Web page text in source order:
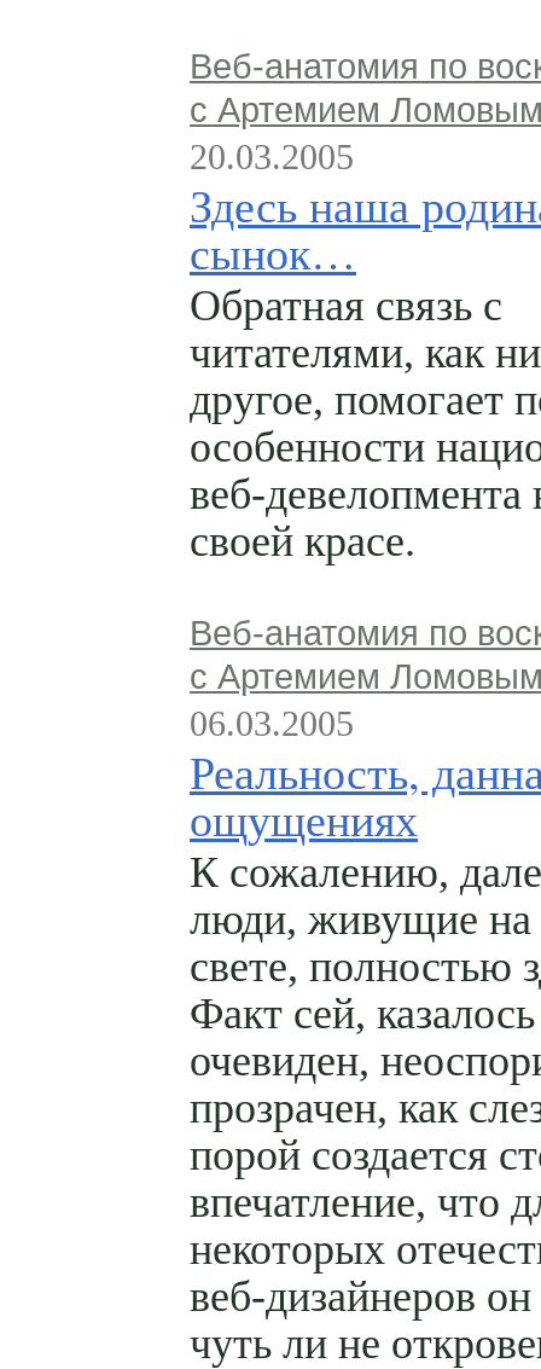
Веб-анатомия по
с Артемием
20.03.2005
Здесь наша
сынок…
Обратная связь с
читателями, как
другое, помогает
особенности
веб-девелопмента
своей красе.
Веб-анатомия по
с Артемием
06.03.2005
Реальность,
ощущениях
К сожалению,
люди, живущие на
свете, полностью
Факт сей,
очевиден,
прозрачен, как
порой создается
впечатление, что
некоторых
веб-дизайнеров он
чуть ли не